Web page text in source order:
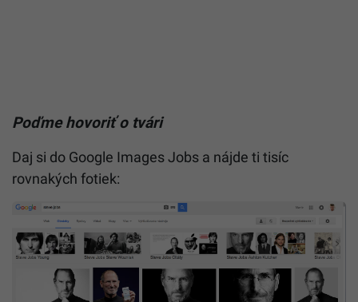
Poďme hovoriť o tvári
Daj si do Google Images Jobs a nájde ti tisíc
rovnakých fotiek: